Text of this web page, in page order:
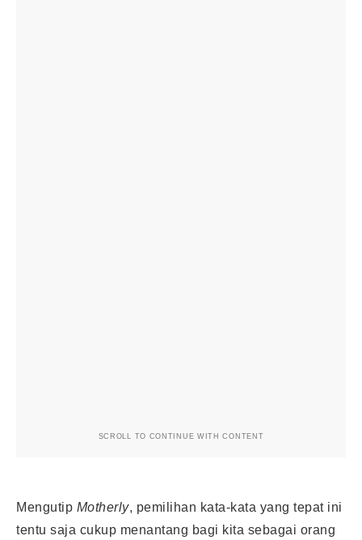
SCROLL TO CONTINUE WITH CONTENT
Mengutip Motherly, pemilihan kata-kata yang tepat ini
tentu saja cukup menantang bagi kita sebagai orang